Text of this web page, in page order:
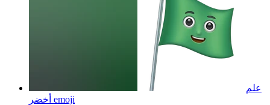
علم
emoji